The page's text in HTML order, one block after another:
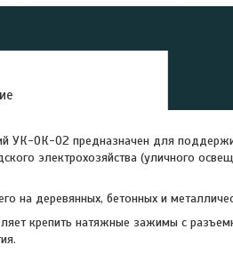
УК-ОК-02 предназначен для
электрохозяйства (уличного
на деревянных, бетонных и
крепить натяжные зажимы с